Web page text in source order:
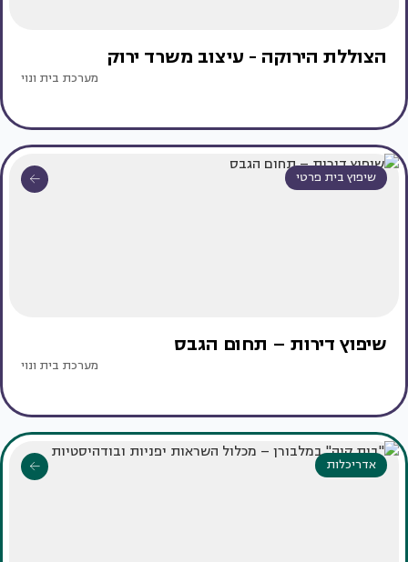
הצוללת הירוקה - עיצוב משרד ירוק
מערכת בית ונוי
שיפוץ בית פרטי
שיפוץ דירות – תחום הגבס
מערכת בית ונוי
אדריכלות